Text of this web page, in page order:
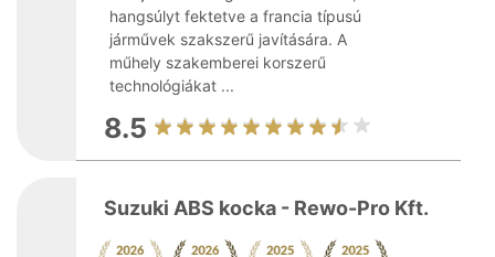
hangsúlyt fektetve a francia típusú
járművek szakszerű javítására. A
műhely szakemberei korszerű
technológiákat ...
8.5
Suzuki ABS kocka - Rewo-Pro Kft.